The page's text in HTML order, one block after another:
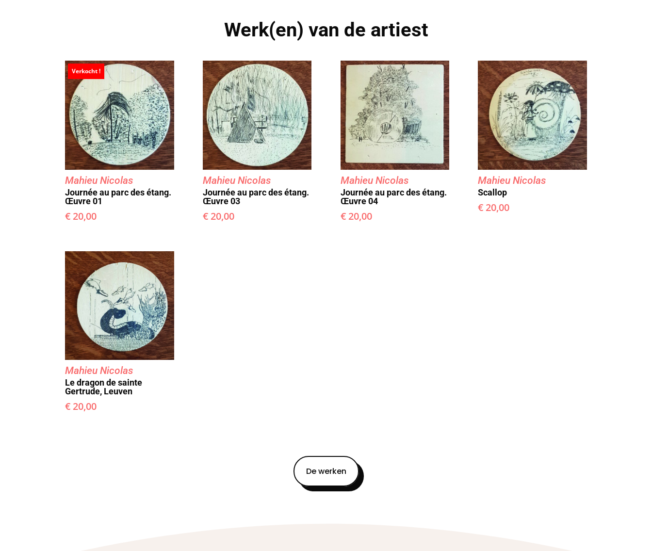
Werk(en) van de artiest
Verkocht !
Mahieu Nicolas
Journée au parc des étang.
Œuvre 01
€ 20,00
Mahieu Nicolas
Journée au parc des étang.
Œuvre 03
€20,00
Mahieu Nicolas
Journée au parc des étang.
Œuvre 04
€20,00
Mahieu Nicolas
Scallop
€ 20,00
Mahieu Nicolas
Le dragon de sainte
Gertrude, Leuven
€ 20,00
De werken